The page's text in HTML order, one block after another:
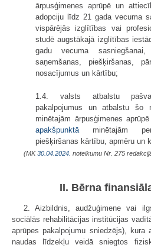
ārpusģimenes aprūpē un
adopciju līdz 21 gada vecuma
vispārējās izglītības vai
studē augstākajā izglītības
gadu vecuma
saņemšanas, piešķiršanas,
nosacījumus un kārtību;
1.4. valsts atbalstu
pakalpojumus un atbalstu šo
minētajām ārpusģimenes
apakšpunktā minētajām
piešķiršanas kārtību, apmēru un
(MK30.04.2024. noteikumu Nr. 275
II. Bērna
2. Aizbildnis, audžuģimene vai
sociālās rehabilitācijas institūcijas
aprūpes pakalpojumu sniedzējs), kura
naudas līdzekļu veidā sniegtos